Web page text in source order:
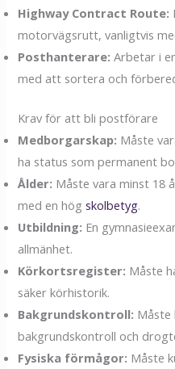
Highway Contract Route:
motorvägsrutt, vanligtvis
Posthanterare: Arbetar i
med att sortera och
Krav för att bli postförare
Medborgarskap: Måste
ha status som permanent
Ålder: Måste vara minst 18
med en högskolbetyg.
Utbildning: En
allmänhet.
Körkortsregister: Måste
säker körhistorik.
Bakgrundskontroll: Måste
bakgrundskontroll och
Fysiska förmågor: Måste